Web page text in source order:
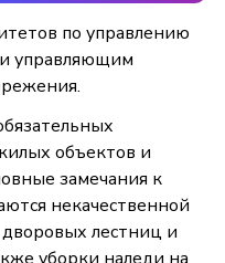
по управлению
управляющим
объектов и
замечания к
некачественной
лестниц и